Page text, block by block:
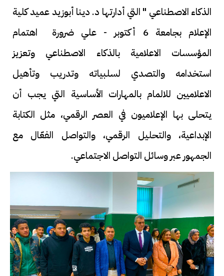
الذكاء الاصطناعي " التي أدارتها د. دينا أبوزيد عميد كلية
الإعلام بجامعة 6 أكتوبر - علي ضرورة اهتمام
المؤسسات الاعلامية بالذكاء الاصطناعي وتعزيز
استخدامه والتصدي لسلبياته وتدريب وتأهيل
الاعلاميين للالمام بالمهارات الأساسية التي يجب أن
يتحلى بها الإعلاميون في العصر الرقمي، مثل الكتابة
الإبداعية، والتحليل الرقمي، والتواصل الفعّال مع
الجمهور عبر وسائل التواصل الاجتماعي.